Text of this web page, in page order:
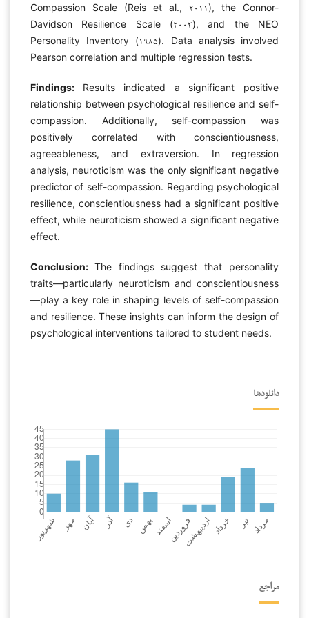
Compassion Scale (Reis et al., ۲۰۱۱), the Connor-
Davidson Resilience Scale (۲۰۰۳), and the NEO
Personality Inventory (۱۹۸۵). Data analysis involved
Pearson correlation and multiple regression tests.
Findings: Results indicated a significant positive
relationship between psychological resilience and self-
compassion. Additionally, self-compassion was
positively correlated with conscientiousness,
agreeableness, and extraversion. In regression
analysis, neuroticism was the only significant negative
predictor of self-compassion. Regarding psychological
resilience, conscientiousness had a significant positive
effect, while neuroticism showed a significant negative
effect.
Conclusion: The findings suggest that personality
traits—particularly neuroticism and conscientiousness
—play a key role in shaping levels of self-compassion
and resilience. These insights can inform the design of
psychological interventions tailored to student needs.
دانلودها
مراجع